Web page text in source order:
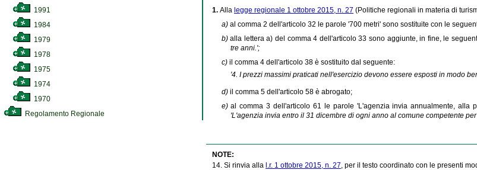
1991
1984
1979
1978
1975
1974
1970
Regolamento Regionale
1. Alla legge regionale 1 ottobre 2015, n. 27 (Politiche regionali in materia di
a) al comma 2 dell'articolo 32 le parole '700 metri' sono sostituite con le
b)alla lettera a) del comma 4 dell'articolo 33 sono aggiunte, in fine, le
tre anni.';
c) il comma 4 dell'articolo 38 è sostituito dal seguente:
'4. I prezzi massimi praticati nell'esercizio devono essere esposti in modo
d) il comma 5 dell'articolo 58 è abrogato;
e)al comma 3 dell'articolo 61 le parole 'L'agenzia invia annualmente, alla
'L'agenzia invia entro il 31 dicembre di ogni anno al comune competente
NOTE:
14. Si rinvia alla l.r. 1 ottobre 2015, n. 27, per il testo coordinato con le presenti